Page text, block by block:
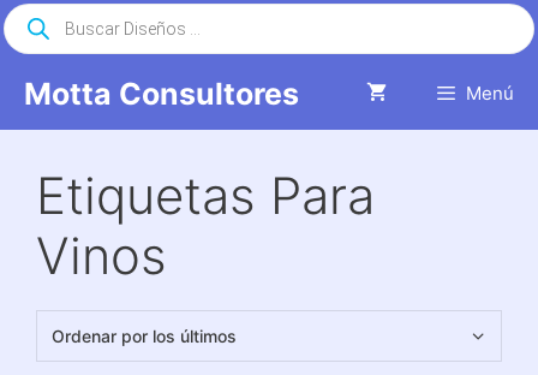
Saltar
al
Motta Consultores Menú
Búsqueda
de
productos
Etiquetas Para
Vinos